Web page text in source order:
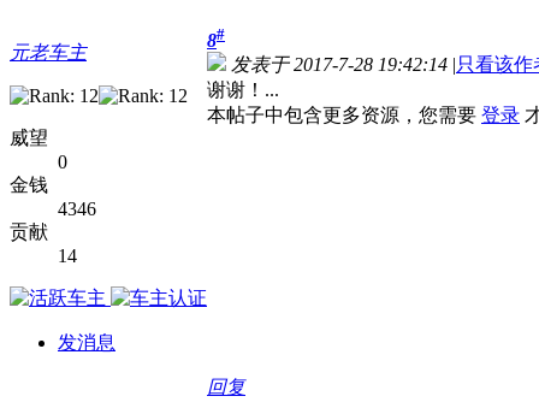
元老车主
威望
0
金钱
4346
贡献
14
发消息
8#
发表于 2017-7-28 19:42:14 |只看该作
谢谢！...
本帖子中包含更多资源，您需要 登录
回复